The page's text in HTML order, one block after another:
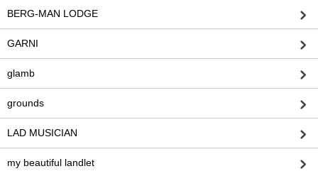
BERG-MAN LODGE
GARNI
glamb
grounds
LAD MUSICIAN
my beautiful landlet